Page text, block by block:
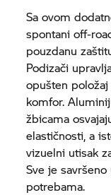
Sa ovom
spontani off-
pouzdanu
Podizači
opušten
komfor.
žbicama
elastičnosti, a
vizuelni utisak
Sve je
potrebama.